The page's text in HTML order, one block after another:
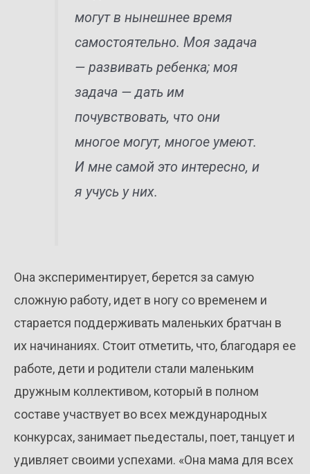
могут в нынешнее время
самостоятельно. Моя задача
— развивать ребенка; моя
задача — дать им
почувствовать, что они
многое могут, многое умеют.
И мне самой это интересно, и
я учусь у них.
Она экспериментирует, берется за самую
сложную работу, идет в ногу со временем и
старается поддерживать маленьких братчан в
их начинаниях. Стоит отметить, что, благодаря ее
работе, дети и родители стали маленьким
дружным коллективом, который в полном
составе участвует во всех международных
конкурсах, занимает пьедесталы, поет, танцует и
удивляет своими успехами. «Она мама для всех